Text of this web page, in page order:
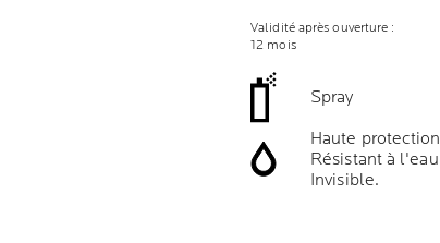
Validité après ouverture :
12 mois
Spray
Haute protection
Résistant à l'eau
Invisible.